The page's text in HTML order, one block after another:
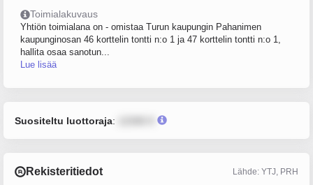
Toimialakuvaus
Yhtiön toimialana on - omistaa Turun kaupungin Pahanimen
kaupunginosan 46 korttelin tontti n:o 1 ja 47 korttelin tontti n:o 1,
hallita osaa sanotun...
Lue lisää
Suositeltu luottoraja:
Rekisteritiedot Lähde: YTJ, PRH